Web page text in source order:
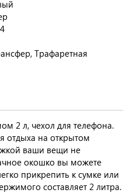
Трафаретная
2 л, чехол для телефона.
отдыха на открытом
ваши вещи не
окошко вы можете
прикрепить к сумке или
составляет 2 литра.